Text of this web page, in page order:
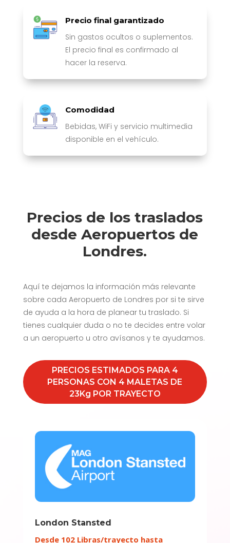
Precio final garantizado
Sin gastos ocultos o suplementos.
El precio final es confirmado al
hacer la reserva.
Comodidad
Bebidas, WiFi y servicio multimedia
disponible en el vehículo.
Precios de los traslados
desde Aeropuertos de
Londres.
Aquí te dejamos la información más relevante
sobre cada Aeropuerto de Londres por si te sirve
de ayuda a la hora de planear tu traslado. Si
tienes cualquier duda o no te decides entre volar
a un aeropuerto u otro avísanos y te ayudamos.
PRECIOS ESTIMADOS PARA 4
PERSONAS CON 4 MALETAS DE
23Kg POR TRAYECTO
London Stansted
Desde 102 Libras/trayecto hasta